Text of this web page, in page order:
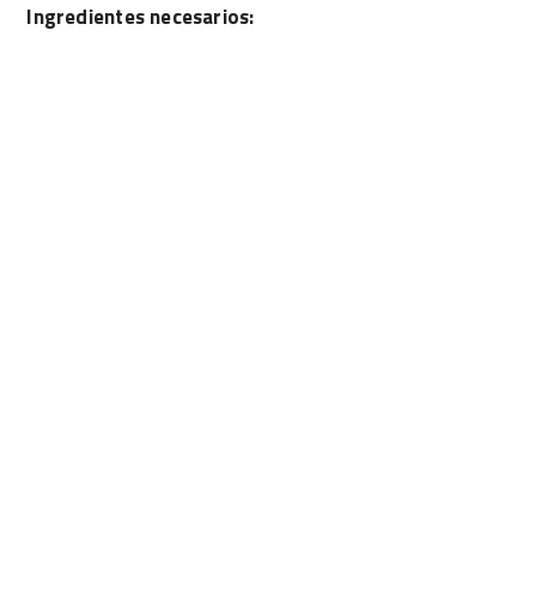
Ingredientes necesarios: